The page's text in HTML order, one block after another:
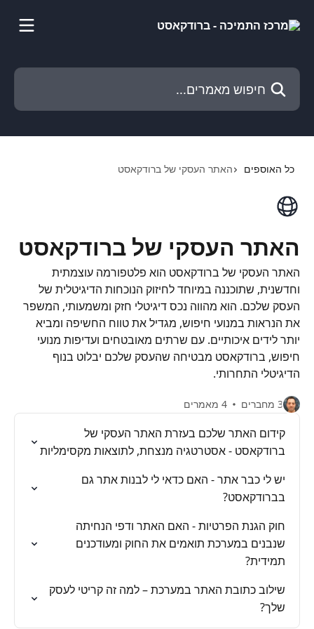
חיפוש מאמרים...
כל האוספים האתר העסקי של ברודקאסט
האתר העסקי של ברודקאסט
האתר העסקי של ברודקאסט הוא פלטפורמה עוצמתית
וחדשנית, שתוכננה במיוחד לחיזוק הנוכחות הדיגיטלית של
העסק שלכם. הוא מהווה נכס דיגיטלי חזק ומשמעותי, המשפר
את הנראות במנועי חיפוש, מגדיל את טווח החשיפה ומביא
יותר לידים איכותיים. עם שרתים מאובטחים ועדיפות מנועי
חיפוש, ברודקאסט מבטיחה שהעסק שלכם יבלוט בנוף
הדיגיטלי התחרותי.
3 מחברים 4 מאמרים
קידום האתר שלכם בעזרת האתר העסקי של
ברודקאסט - אסטרטגיה מנצחת, לתוצאות מקסימליות
יש לי כבר אתר - האם כדאי לי לבנות אתר גם
בברודקאסט?
חוק הגנת הפרטיות - האם האתר ודפי הנחיתה
שנבנים במערכת תואמים את החוק ומעודכנים
תמידית?
שילוב כתובת האתר במערכת – למה זה קריטי לעסק
שלך?